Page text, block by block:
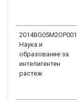
2014BG05M2OP001
Наука и
образование за
интелигентен
растеж